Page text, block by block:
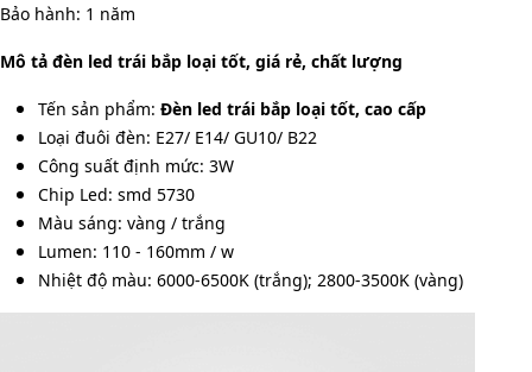
Bảo hành: 1 năm
Mô tả đèn led trái bắp loại tốt, giá rẻ, chất lượng
Tến sản phẩm: Đèn led trái bắp loại tốt, cao cấp
Loại đuôi đèn: E27/ E14/ GU10/ B22
Công suất định mức: 3W
Chip Led: smd 5730
Màu sáng: vàng / trắng
Lumen: 110 - 160mm / w
Nhiệt độ màu: 6000-6500K (trắng); 2800-3500K (vàng)